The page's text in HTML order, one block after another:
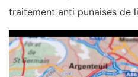
traitement anti punaises de